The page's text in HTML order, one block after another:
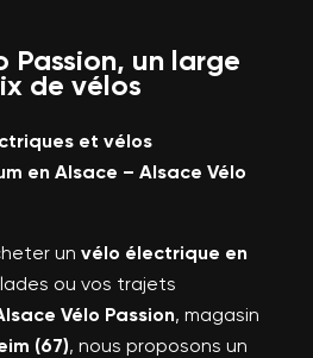
Passion, un large
de vélos
et vélos
en Alsace – Alsace Vélo
un vélo électrique en
ou vos trajets
Vélo Passion, magasin
(67), nous proposons un